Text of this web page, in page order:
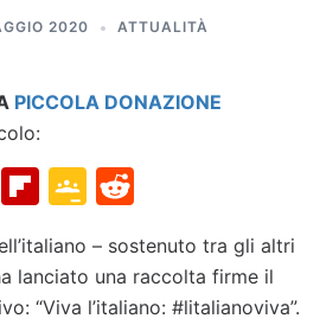
2020 ATTUALITÀ
PICCOLA DONAZIONE
WhatsApp
Flipboard
Google
– sostenuto tra gli altri
lanciato una raccolta firme il
“Viva l’italiano: #litalianoviva”.